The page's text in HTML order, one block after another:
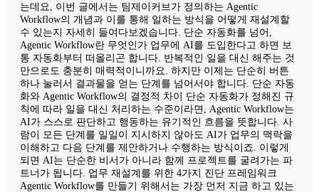
는데요, 이번 글에서는 팀제이커브가 정의하는 Agentic
Workflow의 개념과 이를 통해 일하는 방식을 어떻게 재설계할
수 있는지 자세히 들여다보겠습니다. 단순 자동화를 넘어,
Agentic Workflow란 무엇인가 업무에 AI를 도입한다고 하면 보
통 자동화부터 떠올리곤 합니다. 반복적인 일을 대신 해주는 것
만으로도 충분히 매력적이니까요. 하지만 이제는 단순히 버튼
하나 눌러서 결과물을 얻는 단계를 넘어서야 합니다. 단순 자동
화와 Agentic Workflow의 결정적 차이 단순 자동화가 정해진 규
칙에 따라 일을 대신 처리하는 수준이라면, Agentic Workflow는
AI가 스스로 판단하고 행동하는 유기적인 흐름을 뜻합니다. 사
람이 모든 단계를 일일이 지시하지 않아도 AI가 업무의 맥락을
이해하고 다음 단계를 제안하거나 수행하는 방식이죠. 이렇게
되면 AI는 단순한 비서가 아니라 함께 프로젝트를 굴려가는 파
트너가 됩니다. 업무 재설계를 위한 4가지 진단 프레임워크
Agentic Workflow를 만들기 위해서는 가장 먼저 지금 하고 있는